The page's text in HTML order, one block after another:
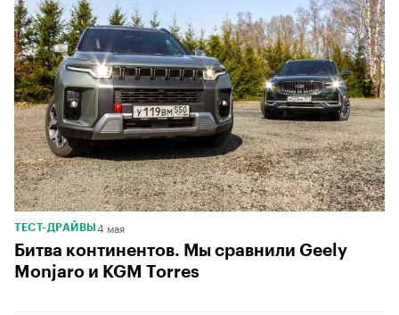
ТЕСТ-ДРАЙВЫ 4 мая
Битва континентов. Мы сравнили Geely
Monjaro и KGM Torres